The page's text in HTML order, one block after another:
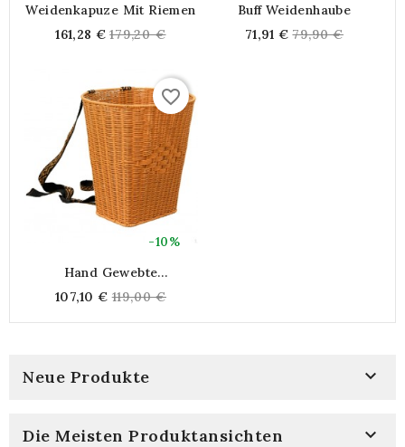
Weidenkapuze Mit Riemen
161,28 € Regular
179,20 €
Buff Weidenhaube
71,91 € Regular
79,90 €
-10%
favorite_border
Hand Gewebte
Mit Gurt, Erntekorb Obst
Und Gemüse
107,10 € Regular
price
119,00 €
Neue Produkte 
Die Meisten Produktansichten 